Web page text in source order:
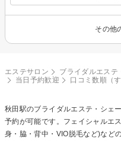
その他
エステサロン ブライダルエステ
当日予約歓迎
口コミ数順（す
秋田駅のブライダルエステ・シェ
予約が可能です。フェイシャルエ
身・脇・背中・VIO脱毛など)など